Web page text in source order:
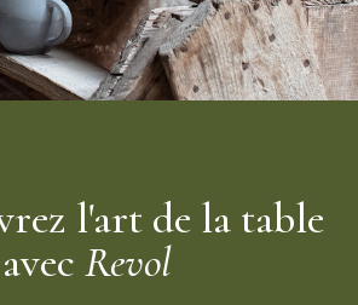
Revol:
non poreuse 100% naturelle (ne
cadmium et ne présente aucun risque de
les aliments)
l'art de la table
avec Revol